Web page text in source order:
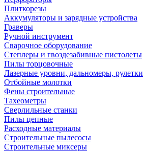
Плиткорезы
Аккумуляторы и зарядные устройства
Граверы
Ручной инструмент
Сварочное оборудование
Степлеры и гвоздезабивные пистолеты
Пилы торцовочные
Лазерные уровни, дальномеры, рулетки
Отбойные молотки
Фены строительные
Тахеометры
Сверлильные станки
Пилы цепные
Расходные материалы
Строительные пылесосы
Строительные миксеры